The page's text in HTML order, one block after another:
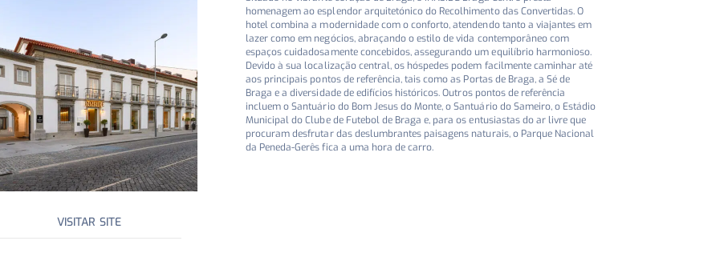
VISITAR SITE
homenagem ao esplendor arquitetónico do Recolhimento das Convertidas. O
hotel combina a modernidade com o conforto, atendendo tanto a viajantes em
lazer como em negócios, abraçando o estilo de vida contemporâneo com
espaços cuidadosamente concebidos, assegurando um equilíbrio harmonioso.
Devido à sua localização central, os hóspedes podem facilmente caminhar até
aos principais pontos de referência, tais como as Portas de Braga, a Sé de
Braga e a diversidade de edifícios históricos. Outros pontos de referência
incluem o Santuário do Bom Jesus do Monte, o Santuário do Sameiro, o Estádio
Municipal do Clube de Futebol de Braga e, para os entusiastas do ar livre que
procuram desfrutar das deslumbrantes paisagens naturais, o Parque Nacional
da Peneda-Gerês fica a uma hora de carro.